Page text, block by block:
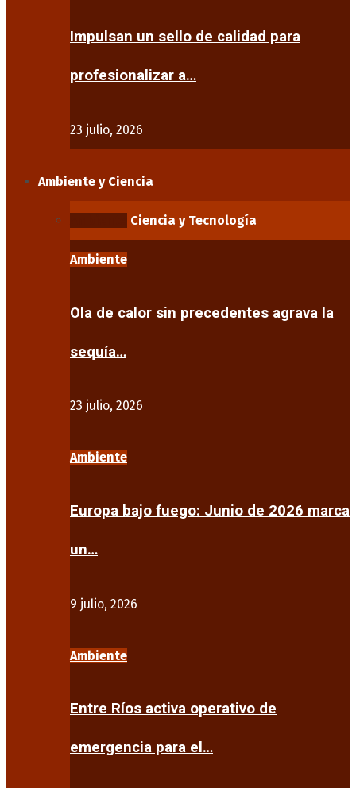
Impulsan un sello de calidad para
profesionalizar a…
23 julio, 2026
Ambiente y Ciencia
Ciencia y Tecnología
Ambiente
Ola de calor sin precedentes agrava la
sequía…
23 julio, 2026
Ambiente
Europa bajo fuego: Junio de 2026 marca
un…
9 julio, 2026
Ambiente
Entre Ríos activa operativo de
emergencia para el…